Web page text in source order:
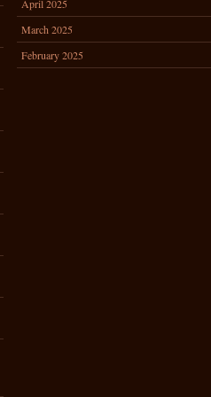
April 2025
March 2025
February 2025